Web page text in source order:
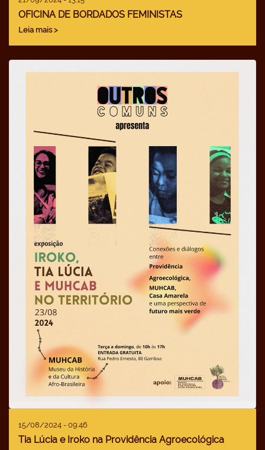
OFICINA DE BORDADOS FEMINISTAS
Leia mais >
15/08/2024 - 09:46
Tia Lúcia e Iroko na Providência Agroecológica